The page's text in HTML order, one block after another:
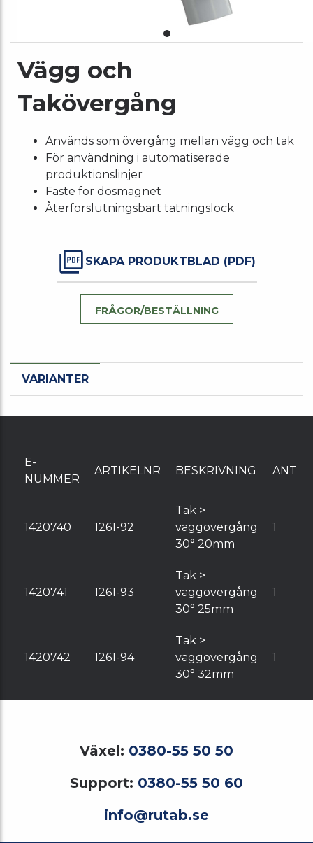
Vägg och
Takövergång
Används som övergång mellan vägg och tak
För användning i automatiserade
produktionslinjer
Fäste för dosmagnet
Återförslutningsbart tätningslock
SKAPA PRODUKTBLAD (PDF)
FRÅGOR/BESTÄLLNING
VARIANTER
E-
NUMMER
ARTIKELNR BESKRIVNING
1420740 1261-92
Tak >
väggövergång
30° 20mm
1
1420741 1261-93
Tak >
väggövergång
30° 25mm
1
1420742 1261-94
Tak >
väggövergång
30° 32mm
1
Växel: 0380-55 50 50
Support: 0380-55 50 60
info@rutab.se